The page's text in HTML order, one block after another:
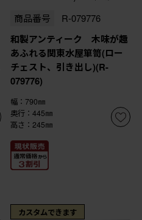
商品番号 R-079776
和製アンティーク 木味が趣
あふれる関東水屋箪笥(ロー
チェスト、引き出し)(R-
079776)
幅：790㎜
奥行：445㎜
高さ：245㎜
カスタムできます